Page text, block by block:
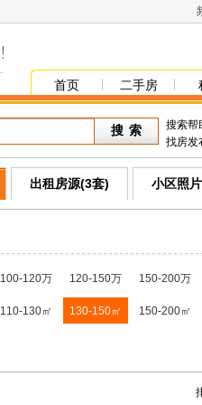
首页 二手房
搜索帮
找房发
出租房源(3套) 小区照
100-120万 120-150万 150-200万
110-130㎡ 130-150㎡ 150-200㎡